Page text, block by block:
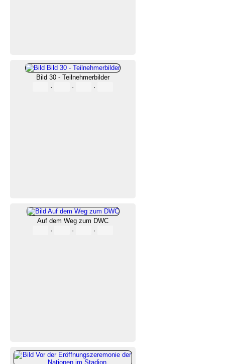
Bild 30 - Teilnehmerbilder
·
· ·
Auf dem Weg zum DWC
·
· ·